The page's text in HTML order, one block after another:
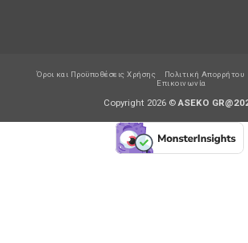
Όροι και Προϋποθέσεις Χρήσης Πολιτική Απορρήτου
Επικοινωνία
Copyright 2026 ©ASEKO